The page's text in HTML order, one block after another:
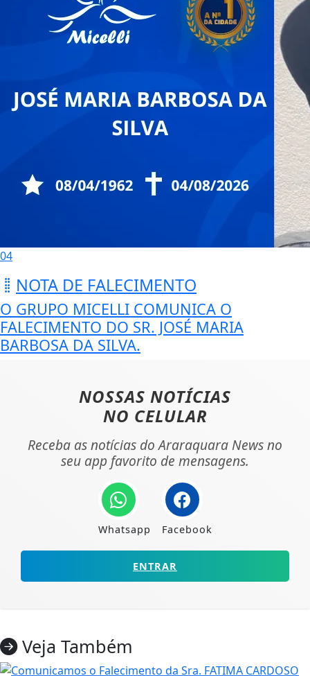
04
NOTA DE FALECIMENTO
O GRUPO MICELLI COMUNICA O
FALECIMENTO DO SR. JOSÉ MARIA
BARBOSA DA SILVA.
NOSSAS NOTÍCIAS
NO CELULAR
Receba as notícias do Araraquara News no
seu app favorito de mensagens.
Whatsapp Facebook
ENTRAR
Veja Também